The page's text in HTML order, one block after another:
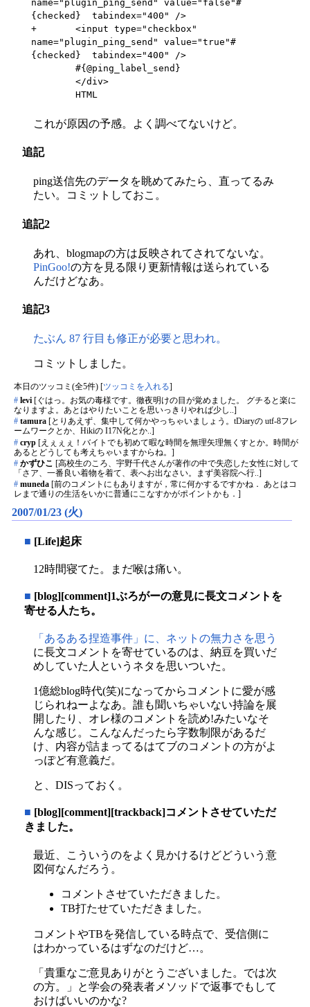
name="plugin_ping_send" value="false"#
{checked}  tabindex="400" />
+	<input type="checkbox"
name="plugin_ping_send" value="true"#
{checked}  tabindex="400" />
HTML
これが原因の予感。よく調べてないけど。
追記
ping送信先のデータを眺めてみたら、直ってるみ
たい。コミットしておこ。
追記2
あれ、blogmapの方は反映されてされてないな。
PinGoo!の方を見る限り更新情報は送られている
んだけどなあ。
追記3
たぶん 87 行目も修正が必要と思われ。
コミットしました。
本日のツッコミ(全5件) [ ツッコミを入れる
# levi [ぐはっ。お気の毒様です。徹夜明けの目が覚めました。 グチると楽に
なりますよ。あとはやりたいことを思いっきりやれば少し..]
# tamura [とりあえず、集中して何かやっちゃいましょう。tDiaryの utf-8フレ
ームワークとか、Hikiの I17N化とか..]
# cryp [えぇぇぇ！バイトでも初めて暇な時間を無理矢理無くすとか。時間が
あるとどうしても考えちゃいますからね。]
# かずひこ
[高校生のころ、宇野千代さんが著作の中で失恋した女性に対して
「さア、一番良い着物を着て、表へお出なさい。まず美容院へ行..]
# muneda [前のコメントにもありますが，常に何かするですかね． あとはコ
レまで通りの生活をいかに普通にこなすかがポイントかも．]
2007/01/23 (火)
■ [Life]起床
12時間寝てた。まだ喉は痛い。
■ [blog][comment]1ぶろがーの意見に長文コメントを
寄せる人たち。
「あるある捏造事件」に、ネットの無力さを思う
に長文コメントを寄せているのは、納豆を買いだ
めしていた人というネタを思いついた。
1億総blog時代(笑)になってからコメントに愛が感
じられねーよなあ。誰も聞いちゃいない持論を展
開したり、オレ様のコメントを読め!みたいなそ
んな感じ。こんなんだったら字数制限があるだ
け、内容が詰まってるはてブのコメントの方がよ
っぽど有意義だ。
と、DISっておく。
■ [blog][comment][trackback]コメントさせていただ
きました。
最近、こういうのをよく見かけるけどどういう意
図何なんだろう。
コメントさせていただきました。
TB打たせていただきました。
コメントやTBを発信している時点で、受信側に
はわかっているはずなのだけど…。
「貴重なご意見ありがとうございました。では次
の方。」と学会の発表者メソッドで返事でもして
おけばいいのかな?